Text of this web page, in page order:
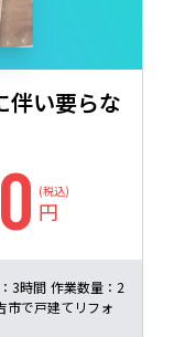
伴い要らな
(税込)
円
3時間 作業数量： 2
市で戸建てリフォ